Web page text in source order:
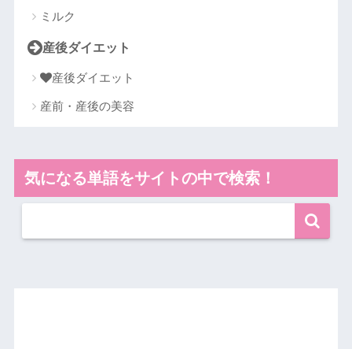
ミルク
産後ダイエット
産後ダイエット
産前・産後の美容
気になる単語をサイトの中で検索！